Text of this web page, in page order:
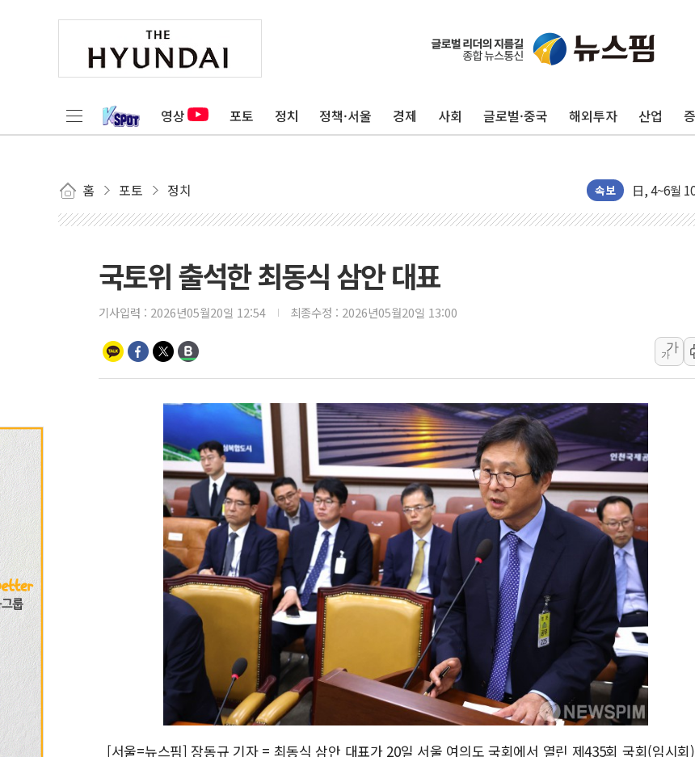
영상 포토 정치 정책·서울 경제 사회 글로벌·중국 해외투자 산업
홈 포토 정치 속보
창호 교체
[속보] 종
AI에 승부
오렌지플래
경찰, '300
경찰, '강북
美·日 환
구리값 사
에어프레미
티엠씨, 220
[특징주] 2
디티앤씨알
中企 졸업해
[특징주] 엘
[글로벌 마켓
국토위 출석한 최동식 삼안 대표
기사입력 : 2026년05월20일 12:54 최종수정 : 2026년05월20일 13:00
가
가
[서울=뉴스핌] 장동규 기자 = 최동식 삼안 대표가 20일 서울 여의도 국회에서 열린 제435회 국회(임시회)